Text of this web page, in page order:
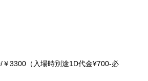
￥3300（入場時別途1D代金¥700-必